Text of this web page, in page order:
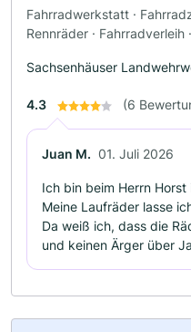
Fahrradwerkstatt ·
Rennräder · Fahrradverleih
Sachsenhäuser
4.3 (6
Juan M. 01. Juli 2026
Ich bin beim Herrn
Meine Laufräder lasse
Da weiß ich, dass die
und keinen Ärger über